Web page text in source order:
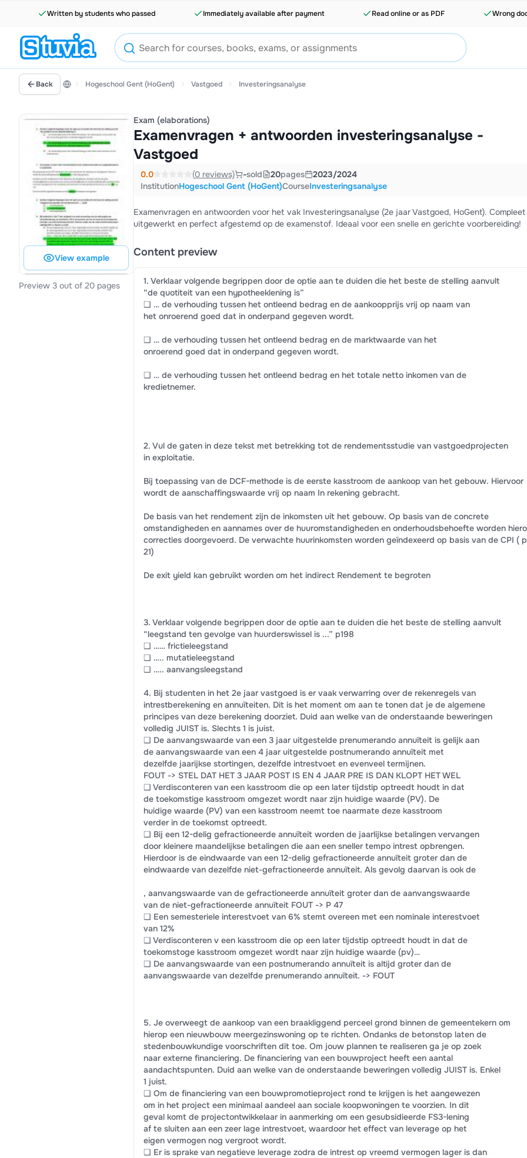
Written by students who passed Immediately available after payment Read online or as PDF Wrong
Back Hogeschool Gent (HoGent) Vastgoed Investeringsanalyse
View example
Preview 3 out of 20 pages
Exam (elaborations)
Examenvragen + antwoorden investeringsanalyse -
Vastgoed
0.0 (0 reviews) -sold 20pages
2023/2024
InstitutionHogeschool Gent (HoGent)CourseInvesteringsanalyse
Examenvragen en antwoorden voor het vak Investeringsanalyse (2e jaar Vastgoed, HoGent). Compleet
uitgewerkt en perfect afgestemd op de examenstof. Ideaal voor een snelle en gerichte voorbereiding!
Content preview
1. Verklaar volgende begrippen door de optie aan te duiden die het beste de stelling aanvult
“de quotiteit van een hypotheeklening is”
❑ … de verhouding tussen het ontleend bedrag en de aankoopprijs vrij op naam van
het onroerend goed dat in onderpand gegeven wordt.
❑ … de verhouding tussen het ontleend bedrag en de marktwaarde van het
onroerend goed dat in onderpand gegeven wordt.
❑ … de verhouding tussen het ontleend bedrag en het totale netto inkomen van de
kredietnemer.
2. Vul de gaten in deze tekst met betrekking tot de rendementsstudie van vastgoedprojecten
in exploitatie.
Bij toepassing van de DCF-methode is de eerste kasstroom de aankoop van het gebouw. Hiervoor
wordt de aanschaffingswaarde vrij op naam In rekening gebracht.
De basis van het rendement zijn de inkomsten uit het gebouw. Op basis van de concrete
omstandigheden en aannames over de huuromstandigheden en onderhoudsbehoefte worden
correcties doorgevoerd. De verwachte huurinkomsten worden geïndexeerd op basis van de CPI (
21)
De exit yield kan gebruikt worden om het indirect Rendement te begroten
3. Verklaar volgende begrippen door de optie aan te duiden die het beste de stelling aanvult
“leegstand ten gevolge van huurderswissel is ...” p198
❑ …… frictieleegstand
❑ ….. mutatieleegstand
❑ ….. aanvangsleegstand
4. Bij studenten in het 2e jaar vastgoed is er vaak verwarring over de rekenregels van
intrestberekening en annuïteiten. Dit is het moment om aan te tonen dat je de algemene
principes van deze berekening doorziet. Duid aan welke van de onderstaande beweringen
volledig JUIST is. Slechts 1 is juist.
❑ De aanvangswaarde van een 3 jaar uitgestelde prenumerando annuïteit is gelijk aan
de aanvangswaarde van een 4 jaar uitgestelde postnumerando annuïteit met
dezelfde jaarijkse stortingen, dezelfde intrestvoet en evenveel termijnen.
FOUT -> STEL DAT HET 3 JAAR POST IS EN 4 JAAR PRE IS DAN KLOPT HET WEL
❑ Verdisconteren van een kasstroom die op een later tijdstip optreedt houdt in dat
de toekomstige kasstroom omgezet wordt naar zijn huidige waarde (PV). De
huidige waarde (PV) van een kasstroom neemt toe naarmate deze kasstroom
verder in de toekomst optreedt.
❑ Bij een 12-delig gefractioneerde annuïteit worden de jaarlijkse betalingen vervangen
door kleinere maandelijkse betalingen die aan een sneller tempo intrest opbrengen.
Hierdoor is de eindwaarde van een 12-delig gefractioneerde annuïteit groter dan de
eindwaarde van dezelfde niet-gefractioneerde annuïteit. Als gevolg daarvan is ook de
, aanvangswaarde van de gefractioneerde annuïteit groter dan de aanvangswaarde
van de niet-gefractioneerde annuïteit FOUT -> P 47
❑ Een semesteriele interestvoet van 6% stemt overeen met een nominale interestvoet
van 12%
❑ Verdisconteren v een kasstroom die op een later tijdstip optreedt houdt in dat de
toekomstoge kasstroom omgezet wordt naar zijn huidige waarde (pv)…
❑ De aanvangswaarde van een postnumerando annuïteit is altijd groter dan de
aanvangswaarde van dezelfde prenumerando annuïteit. -> FOUT
5. Je overweegt de aankoop van een braakliggend perceel grond binnen de gemeentekern om
hierop een nieuwbouw meergezinswoning op te richten. Ondanks de betonstop laten de
stedenbouwkundige voorschriften dit toe. Om jouw plannen te realiseren ga je op zoek
naar externe financiering. De financiering van een bouwproject heeft een aantal
aandachtspunten. Duid aan welke van de onderstaande beweringen volledig JUIST is. Enkel
1 juist.
❑ Om de financiering van een bouwpromotieproject rond te krijgen is het aangewezen
om in het project een minimaal aandeel aan sociale koopwoningen te voorzien. In dit
geval komt de projectontwikkelaar in aanmerking om een gesubsidieerde FS3-lening
af te sluiten aan een zeer lage intrestvoet, waardoor het effect van leverage op het
eigen vermogen nog vergroot wordt.
❑ Er is sprake van negatieve leverage zodra de intrest op vreemd vermogen lager is dan